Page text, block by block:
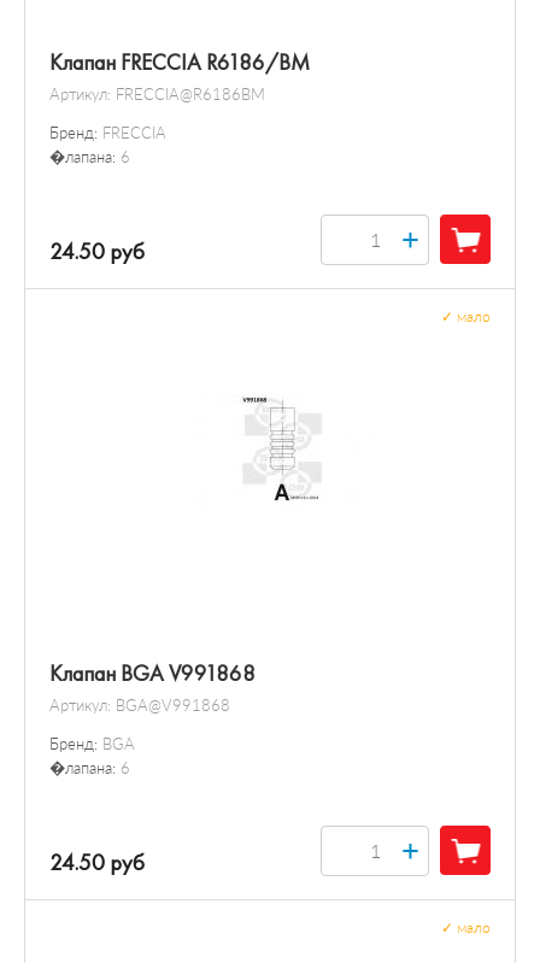
Клапан FRECCIA R6186/BM
Артикул: FRECCIA@R6186BM
Бренд: FRECCIA
�лапана: 6
24.50 руб +
Клапан BGA V991868
Артикул: BGA@V991868
Бренд: BGA
�лапана: 6
мало
24.50 руб +
мало